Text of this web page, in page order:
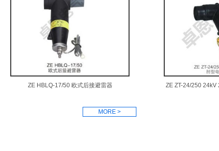
ZE HBLQ-17/50 欧式后接避雷器 ZE ZT-24/250
MORE >